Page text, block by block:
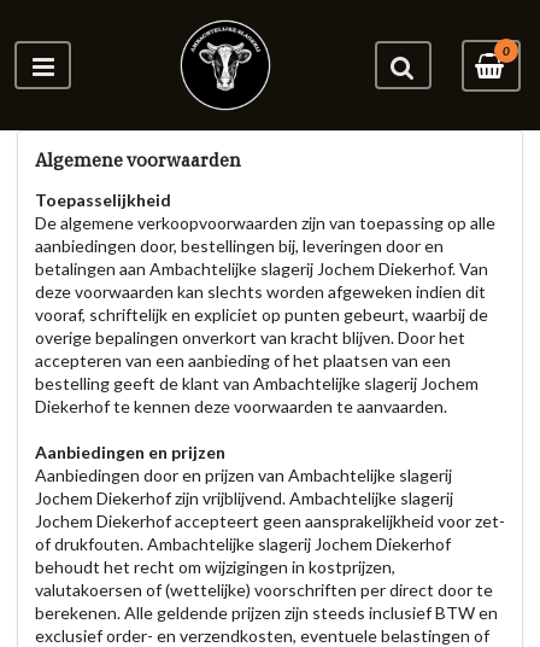
0
Algemene voorwaarden
Toepasselijkheid
De algemene verkoopvoorwaarden zijn van toepassing op alle
aanbiedingen door, bestellingen bij, leveringen door en
betalingen aan Ambachtelijke slagerij Jochem Diekerhof. Van
deze voorwaarden kan slechts worden afgeweken indien dit
vooraf, schriftelijk en expliciet op punten gebeurt, waarbij de
overige bepalingen onverkort van kracht blijven. Door het
accepteren van een aanbieding of het plaatsen van een
bestelling geeft de klant van Ambachtelijke slagerij Jochem
Diekerhof te kennen deze voorwaarden te aanvaarden.
Aanbiedingen en prijzen
Aanbiedingen door en prijzen van Ambachtelijke slagerij
Jochem Diekerhof zijn vrijblijvend. Ambachtelijke slagerij
Jochem Diekerhof accepteert geen aansprakelijkheid voor zet-
of drukfouten. Ambachtelijke slagerij Jochem Diekerhof
behoudt het recht om wijzigingen in kostprijzen,
valutakoersen of (wettelijke) voorschriften per direct door te
berekenen. Alle geldende prijzen zijn steeds inclusief BTW en
exclusief order- en verzendkosten, eventuele belastingen of